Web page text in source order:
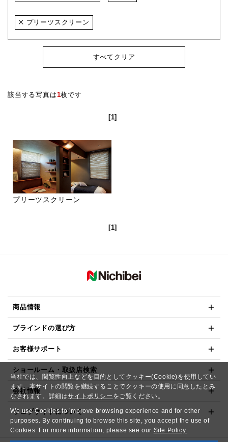
当社では、閲覧性向上などを目的としてクッキー(Cookie)を使用してい
ます。本サイトの閲覧を継続することでクッキーの使用に同意したとみ
なされます。詳細はサイトポリシー をご覧ください。
We use Cookies to improve browsing experience and for other
purposes. By continuing to browse this site, you accept the use of
Cookies. For more information, please see our Site Policy.
プリーツスクリーン
すべてクリア
該当する写真は1枚です
[1]
プリーツスクリーン
[1]
商品情報
ブラインドの選び方
お客様サポート
ショールーム・取扱店検索
会社情報
ウェブサイトについて